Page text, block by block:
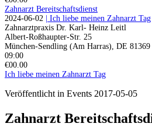
Zahnarzt Bereitschaftsdienst
2024-06-02 | Ich liebe meinen Zahnarzt Tag
Zahnarztpraxis Dr. Karl- Heinz Leitl
Albert-Roßhaupter-Str. 25
München-Sendling (Am Harras) DE 81369
09:00
€00.00
Ich liebe meinen Zahnarzt Tag
Veröffentlicht in Events 2017-05-05
Zahnarzt